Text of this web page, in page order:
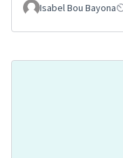
Isabel Bou Bayona